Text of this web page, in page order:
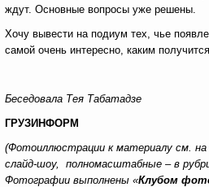
ждут. Основные вопросы уже решены.
Хочу вывести на подиум тех, чье
самой очень интересно, каким
Беседовала Тея Табатадзе
ГРУЗИНФОРМ
(Фотоиллюстрации к материалу см. на
слайд-шоу, полномасштабные – в
Фотографии выполнены «Клубом